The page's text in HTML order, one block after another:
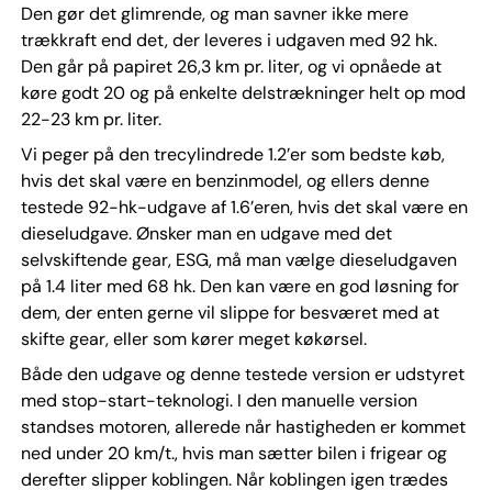
Den gør det glimrende, og man savner ikke mere
trækkraft end det, der leveres i udgaven med 92 hk.
Den går på papiret 26,3 km pr. liter, og vi opnåede at
køre godt 20 og på enkelte delstrækninger helt op mod
22-23 km pr. liter.
Vi peger på den trecylindrede 1.2’er som bedste køb,
hvis det skal være en benzinmodel, og ellers denne
testede 92-hk-udgave af 1.6’eren, hvis det skal være en
dieseludgave. Ønsker man en udgave med det
selvskiftende gear, ESG, må man vælge dieseludgaven
på 1.4 liter med 68 hk. Den kan være en god løsning for
dem, der enten gerne vil slippe for besværet med at
skifte gear, eller som kører meget køkørsel.
Både den udgave og denne testede version er udstyret
med stop-start-teknologi. I den manuelle version
standses motoren, allerede når hastigheden er kommet
ned under 20 km/t., hvis man sætter bilen i frigear og
derefter slipper koblingen. Når koblingen igen trædes